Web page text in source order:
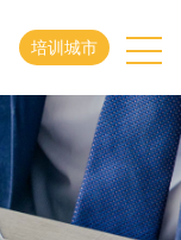
培训城市